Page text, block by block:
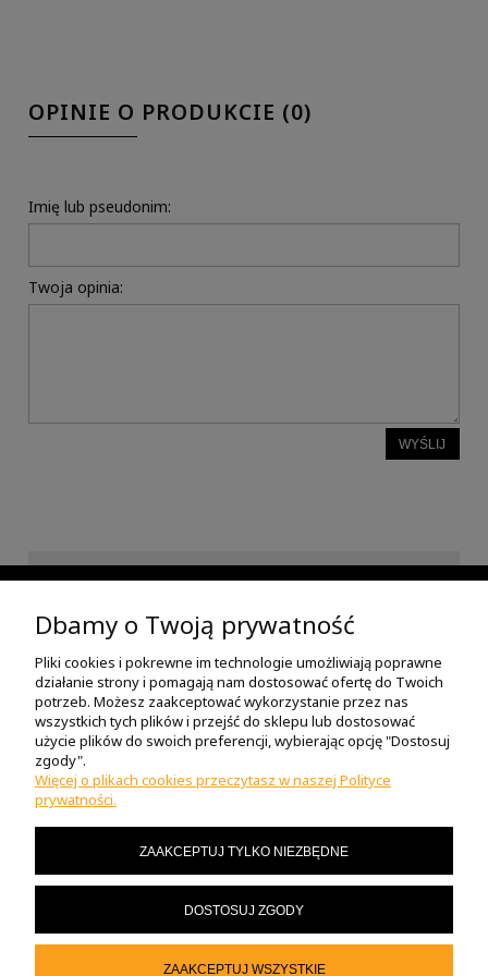
OPINIE O PRODUKCIE (0)
Imię lub pseudonim:
Twoja opinia:
WYŚLIJ
POMOC
O NAS
MASZ PYTANIA?
Dbamy o Twoją prywatność
Pliki cookies i pokrewne im technologie umożliwiają poprawne
działanie strony i pomagają nam dostosować ofertę do Twoich
potrzeb. Możesz zaakceptować wykorzystanie przez nas
wszystkich tych plików i przejść do sklepu lub dostosować
użycie plików do swoich preferencji, wybierając opcję "Dostosuj
zgody".
Więcej o plikach cookies przeczytasz w naszej Polityce
prywatności.
ZAAKCEPTUJ TYLKO NIEZBĘDNE
DOSTOSUJ ZGODY
ZAAKCEPTUJ WSZYSTKIE